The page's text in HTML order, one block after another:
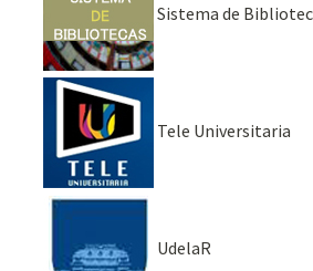
Sistema de
Tele Universitaria
UdelaR